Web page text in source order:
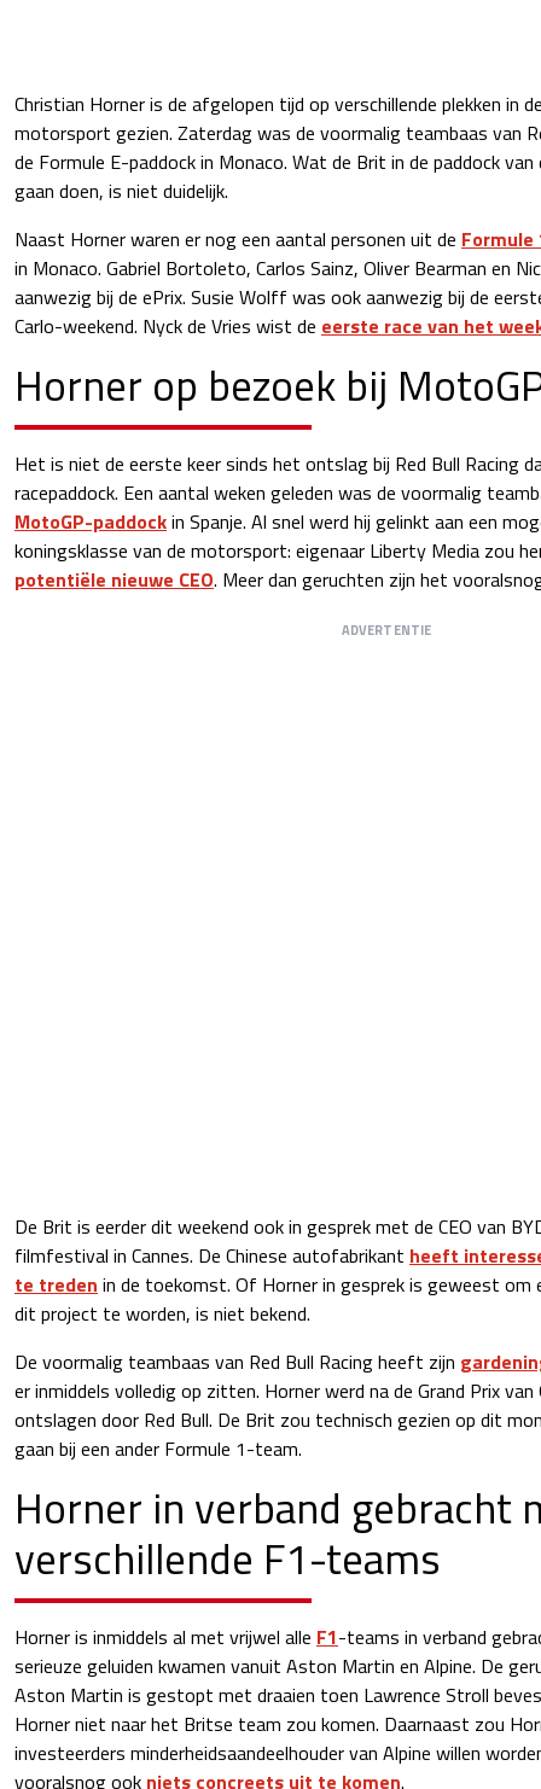
Christian Horner is de afgelopen tijd op verschillende plekken in
motorsport gezien. Zaterdag was de voormalig teambaas van
de Formule E-paddock in Monaco. Wat de Brit in de paddock
gaan doen, is niet duidelijk.
Naast Horner waren er nog een aantal personen uit de Formule
in Monaco. Gabriel Bortoleto, Carlos Sainz, Oliver Bearman en
aanwezig bij de ePrix. Susie Wolff was ook aanwezig bij de
Carlo-weekend. Nyck de Vries wist de eerste race van het
Horner op bezoek bij
Het is niet de eerste keer sinds het ontslag bij Red Bull Racing
racepaddock. Een aantal weken geleden was de voormalig
MotoGP-paddockin Spanje. Al snel werd hij gelinkt aan een
koningsklasse van de motorsport: eigenaar Liberty Media zou
potentiële nieuwe CEO. Meer dan geruchten zijn het
ADVERTENTIE
De Brit is eerder dit weekend ook in gesprek met de CEO van
filmfestival in Cannes. De Chinese autofabrikant heeft
te treden in de toekomst. Of Horner in gesprek is geweest om
dit project te worden, is niet bekend.
De voormalig teambaas van Red Bull Racing heeft zijn
er inmiddels volledig op zitten. Horner werd na de Grand Prix
ontslagen door Red Bull. De Brit zou technisch gezien op dit
gaan bij een ander Formule 1-team.
Horner in verband gebracht
verschillende F1-teams
Horner is inmiddels al met vrijwel alle F1-teams in verband
serieuze geluiden kwamen vanuit Aston Martin en Alpine. De
Aston Martin is gestopt met draaien toen Lawrence Stroll
Horner niet naar het Britse team zou komen. Daarnaast zou
investeerders minderheidsaandeelhouder van Alpine willen
vooralsnog ook niets concreets uit te komen.